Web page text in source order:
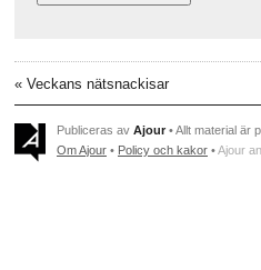
« Veckans nätsnackisar
Publiceras av Ajour • Allt material är
Om Ajour • Policy och kakor •Ajour